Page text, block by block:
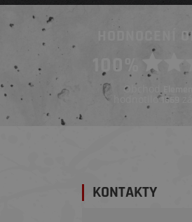
HODNOCENÍ
100%
Obchod
hodnotilo 1669
Před 3 týdny
KONTAKTY